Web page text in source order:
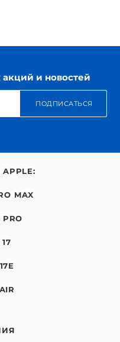
акций и новостей
ПОДПИСАТЬСЯ
MAX
PRO